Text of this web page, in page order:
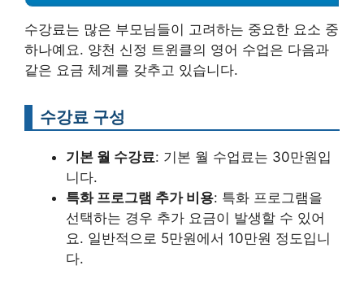
수강료는 많은 부모님들이 고려하는 중요한 요소 중
하나예요. 양천 신정 트윈클의 영어 수업은 다음과
같은 요금 체계를 갖추고 있습니다.
수강료 구성
기본 월 수강료: 기본 월 수업료는 30만원입
니다.
특화 프로그램 추가 비용: 특화 프로그램을
선택하는 경우 추가 요금이 발생할 수 있어
요. 일반적으로 5만원에서 10만원 정도입니
다.